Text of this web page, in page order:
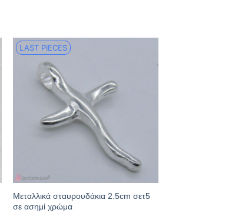
LAST PIECES
Μεταλλικά σταυρουδάκια 2.5cm σετ5
σε ασημί χρώμα